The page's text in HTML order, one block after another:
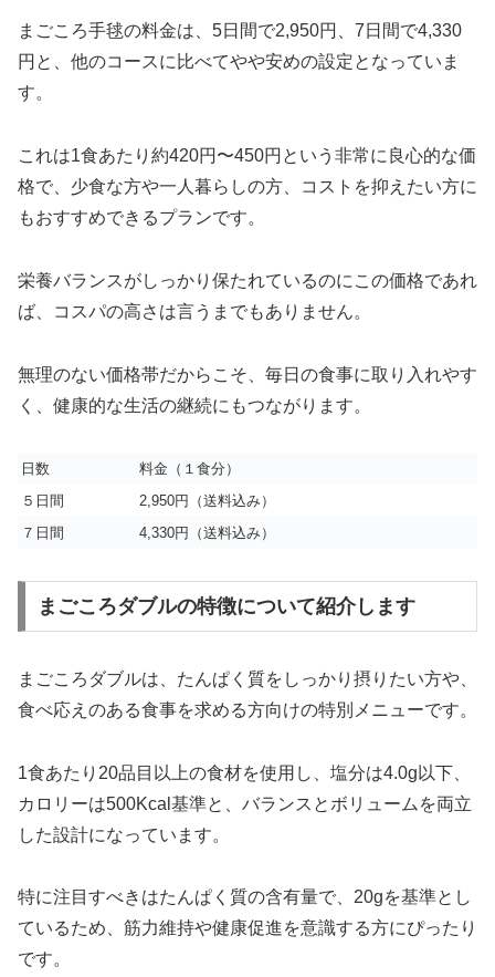
まごころ手毬の料金は、5日間で2,950円、7日間で4,330
円と、他のコースに比べてやや安めの設定となっていま
す。
これは1食あたり約420円〜450円という非常に良心的な価
格で、少食な方や一人暮らしの方、コストを抑えたい方に
もおすすめできるプランです。
栄養バランスがしっかり保たれているのにこの価格であれ
ば、コスパの高さは言うまでもありません。
無理のない価格帯だからこそ、毎日の食事に取り入れやす
く、健康的な生活の継続にもつながります。
日数
料金（１食分）
５日間
2,950円（送料込み）
７日間
4,330円（送料込み）
まごころダブルの特徴について紹介します
まごころダブルは、たんぱく質をしっかり摂りたい方や、
食べ応えのある食事を求める方向けの特別メニューです。
1食あたり20品目以上の食材を使用し、塩分は4.0g以下、
カロリーは500Kcal基準と、バランスとボリュームを両立
した設計になっています。
特に注目すべきはたんぱく質の含有量で、20gを基準とし
ているため、筋力維持や健康促進を意識する方にぴったり
です。